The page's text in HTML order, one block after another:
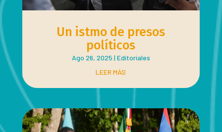
Un istmo de presos
políticos
Ago 26, 2025 | Editoriales
LEER MÁS